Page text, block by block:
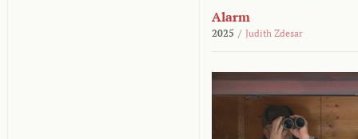
Alarm
2025 / Judith Zdesar